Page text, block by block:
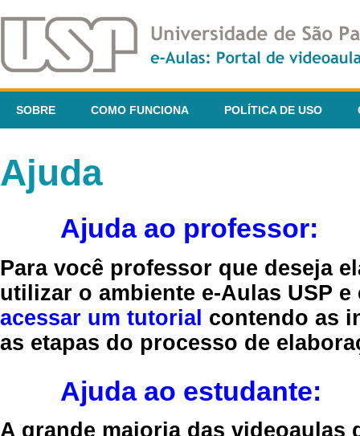
SOBRE COMO FUNCIONA POLÍTICA DE USO
Ajuda
Ajuda ao professor:
Para você professor que deseja
utilizar o ambiente e-Aulas USP
acessar um tutorial contendo as
as etapas do processo de
Ajuda ao estudante:
A grande maioria das videoaulas